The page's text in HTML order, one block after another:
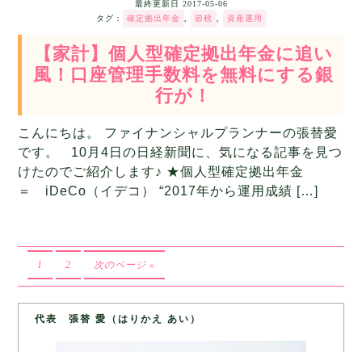
最終更新日 2017-05-06
タグ：
確定拠出年金 節税 資産運用
【家計】個人型確定拠出年金に追い
風！口座管理手数料を無料にする銀
行が！
こんにちは。 ファイナンシャルプランナーの張替愛
です。 10月4日の日経新聞に、気になる記事を見つ
けたのでご紹介します♪ ★個人型確定拠出年金
＝ iDeCo（イデコ） “2017年から運用成績 […]
1 2 次のページ »
代表 張替 愛（はりかえ あい）